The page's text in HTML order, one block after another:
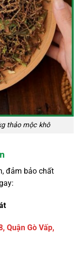
thảo mộc khô
đảm bảo chất
Quận Gò Vấp,